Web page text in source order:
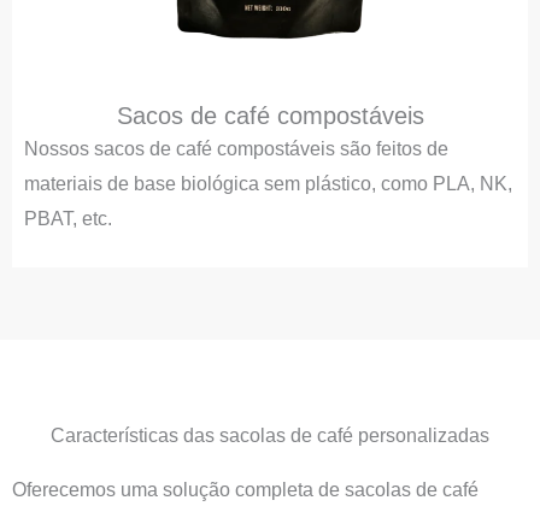
Sacos de café compostáveis
Nossos sacos de café compostáveis são feitos de
materiais de base biológica sem plástico, como PLA, NK,
PBAT, etc.
Características das sacolas de café personalizadas
Oferecemos uma solução completa de sacolas de café